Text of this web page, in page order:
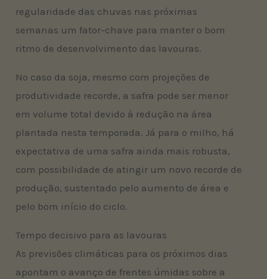
regularidade das chuvas nas próximas
semanas um fator-chave para manter o bom
ritmo de desenvolvimento das lavouras.
No caso da soja, mesmo com projeções de
produtividade recorde, a safra pode ser menor
em volume total devido à redução na área
plantada nesta temporada. Já para o milho, há
expectativa de uma safra ainda mais robusta,
com possibilidade de atingir um novo recorde de
produção, sustentado pelo aumento de área e
pelo bom início do ciclo.
Tempo decisivo para as lavouras
As previsões climáticas para os próximos dias
apontam o avanço de frentes úmidas sobre a